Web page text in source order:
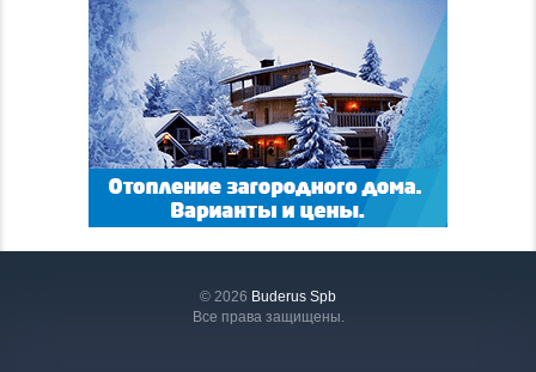
© 2026 Buderus Spb
Все права защищены.